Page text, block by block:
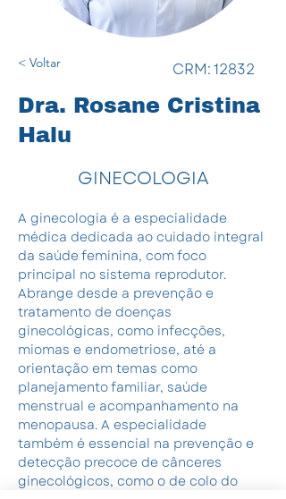
< Voltar CRM: 12832
Dra. Rosane Cristina
Halu
GINECOLOGIA
A ginecologia é a especialidade
médica dedicada ao cuidado integral
da saúde feminina, com foco
principal no sistema reprodutor.
Abrange desde a prevenção e
tratamento de doenças
ginecológicas, como infecções,
miomas e endometriose, até a
orientação em temas como
planejamento familiar, saúde
menstrual e acompanhamento na
menopausa. A especialidade
também é essencial na prevenção e
detecção precoce de cânceres
ginecológicos, como o de colo do